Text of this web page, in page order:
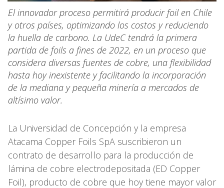
El innovador proceso permitirá producir foil en Chile
y otros países, optimizando los costos y reduciendo
la huella de carbono. La UdeC tendrá la primera
partida de foils a fines de 2022, en un proceso que
considera diversas fuentes de cobre, una flexibilidad
hasta hoy inexistente y facilitando la incorporación
de la mediana y pequeña minería a mercados de
altísimo valor.
La Universidad de Concepción y la empresa
Atacama Copper Foils SpA suscribieron un
contrato de desarrollo para la producción de
lámina de cobre electrodepositada (ED Copper
Foil), producto de cobre que hoy tiene mayor valor